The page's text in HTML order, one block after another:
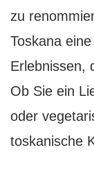
zu
Toskana
Erlebnissen,
Ob Sie ein
oder
toskanische